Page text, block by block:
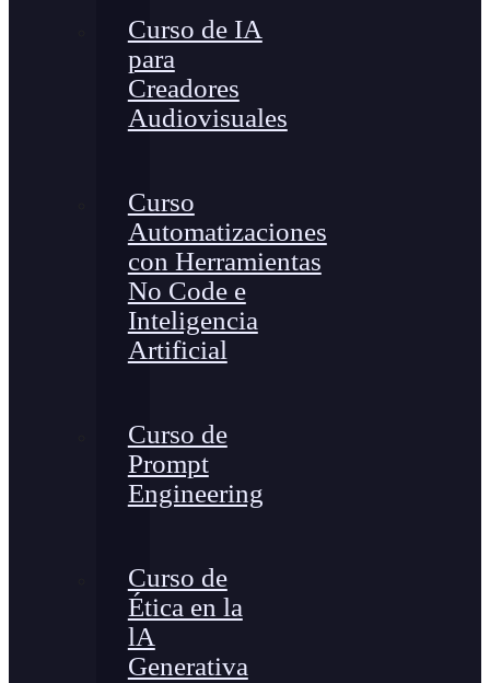
Curso de IA
para
Creadores
Audiovisuales
Curso
Automatizaciones
con Herramientas
No Code e
Inteligencia
Artificial
Curso de
Prompt
Engineering
Curso de
Ética en la
lA
Generativa